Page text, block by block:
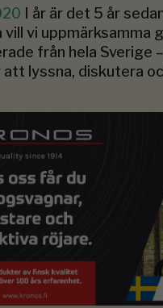
I år är det 5 år
vill vi uppmärksamma
från hela Sverige
lyssna, diskutera